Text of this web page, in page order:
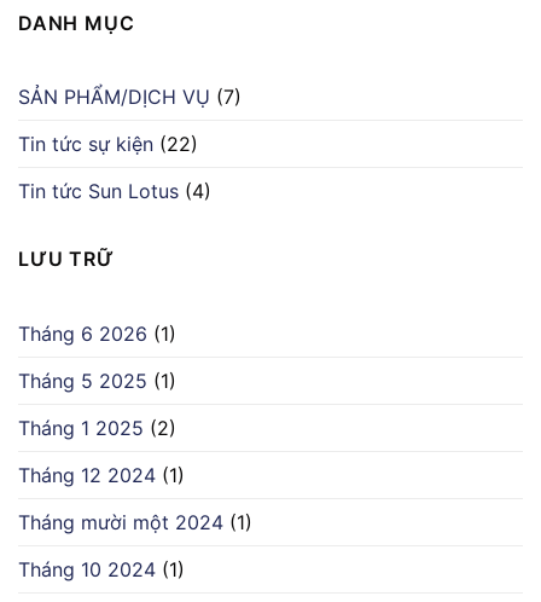
DANH MỤC
SẢN PHẨM/DỊCH VỤ (7)
Tin tức sự kiện (22)
Tin tức Sun Lotus (4)
LƯU TRỮ
Tháng 6 2026 (1)
Tháng 5 2025 (1)
Tháng 1 2025 (2)
Tháng 12 2024 (1)
Tháng mười một 2024 (1)
Tháng 10 2024 (1)